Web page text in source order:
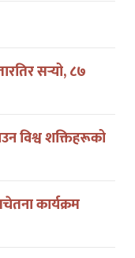
सर्‍यो, ८७
विश्व शक्तिहरूको
कार्यक्रम